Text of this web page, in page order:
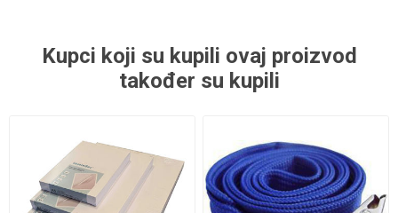
Kupci koji su kupili ovaj proizvod
također su kupili